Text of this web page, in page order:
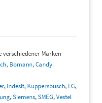
Marken
, Bomann,Candy
, Indesit, Küppersbusch, LG,
,Siemens,SMEG,Vestel